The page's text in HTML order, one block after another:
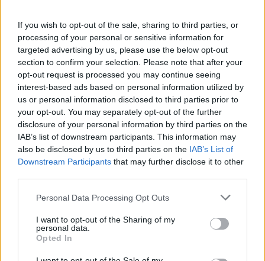
If you wish to opt-out of the sale, sharing to third parties, or
processing of your personal or sensitive information for
targeted advertising by us, please use the below opt-out
section to confirm your selection. Please note that after your
opt-out request is processed you may continue seeing
interest-based ads based on personal information utilized by
us or personal information disclosed to third parties prior to
your opt-out. You may separately opt-out of the further
disclosure of your personal information by third parties on the
IAB’s list of downstream participants. This information may
also be disclosed by us to third parties on the IAB’s List of
Downstream Participants that may further disclose it to other
Personal Data Processing Opt Outs
I want to opt-out of the Sharing of my
personal data.
Opted In
Από τις 28 Αυγούστου η ψηφιακή ενεργοποίηση της
Κάρτας Αγρότη μέσω της ΕΑΕ 2026
06/08/2026 - 16:51 ΟΙΚΟΝΟΜΙΑ
Eurobank: Εξελίξεις και προοπτικές στις αγορές
πετρελαίου και φυσικού αερίου στην Ευρώπη
06/08/2026 - 16:20 ΕΝΕΡΓΕΙΑ
Οι ελληνικές scale-ups επιχειρήσεις στρέφονται
στην ανάπτυξη - Μεγαλύτερη πρόκληση η
προσέλκυση πελατών
06/08/2026 - 15:56 ΕΠΙΧΕΙΡΗΣΕΙΣ
Χρηματιστήριο: Στις 2.627,95 μονάδες ο Γενικός
06/08/2026 - 15:46 ΟΙΚΟΝΟΜΙΑ